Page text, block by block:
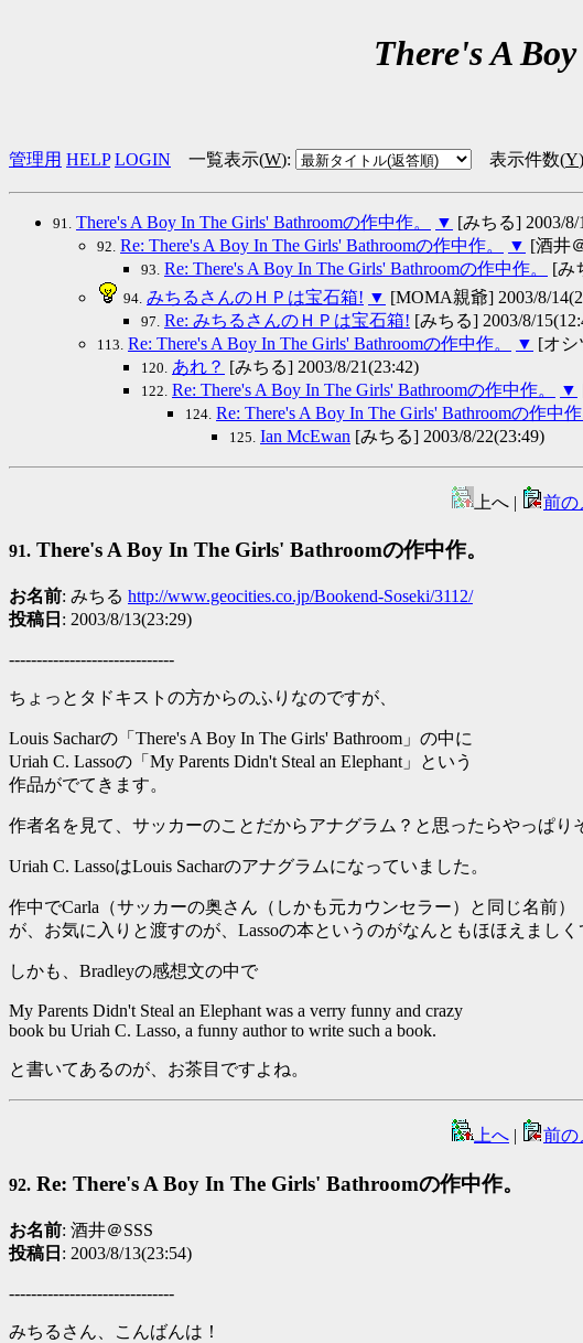
There's A
管理用 HELP LOGIN 一覧表示(W): 表示件数(Y)
91. There's A Boy In The Girls' Bathroomの作中作。 ▼ [みちる] 2003/8/
92. Re: There's A Boy In The Girls' Bathroomの作中作。 ▼ [酒井
93. Re: There's A Boy In The Girls' Bathroomの作中作。 [み
94. みちるさんのＨＰは宝石箱! ▼ [MOMA親爺] 2003/8/
97. Re: みちるさんのＨＰは宝石箱! [みちる] 2003/8/
113. Re: There's A Boy In The Girls' Bathroomの作中作。 ▼ [オシ
120. あれ？ [みちる] 2003/8/21(23:42)
122. Re: There's A Boy In The Girls' Bathroomの作中作。 ▼
124. Re: There's A Boy In The Girls' Bathroomの作中作
125. Ian McEwan [みちる] 2003/8/22(23:49)
上へ | 前の
91. There's A Boy In The Girls' Bathroomの作中作。
お名前: みちる http://www.geocities.co.jp/Bookend-Soseki/3112/
投稿日 : 2003/8/13(23:29)
------------------------------
ちょっとタドキストの方からのふりなのですが、
Louis Sacharの「There's A Boy In The Girls' Bathroom」の中に
Uriah C. Lassoの「My Parents Didn't Steal an Elephant」という
作品がでてきます。
作者名を見て、サッカーのことだからアナグラム？と思ったらやっぱり
Uriah C. LassoはLouis Sacharのアナグラムになっていました。
作中でCarla（サッカーの奥さん（しかも元カウンセラー）と同じ名前）
が、お気に入りと渡すのが、Lassoの本というのがなんともほほえましく
しかも、Bradleyの感想文の中で
My Parents Didn't Steal an Elephant was a verry funny and crazy
book bu Uriah C. Lasso, a funny author to write such a book.
と書いてあるのが、お茶目ですよね。
上へ 前の
92. Re: There's A Boy In The Girls' Bathroomの作中作。
お名前: 酒井＠SSS
投稿日 : 2003/8/13(23:54)
------------------------------
みちるさん、こんばんは！